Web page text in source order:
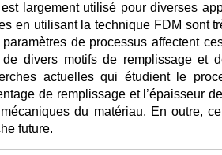
largement utilisé pour diverses
en utilisant la technique FDM sont
de processus affectent
divers motifs de remplissage et
actuelles qui étudient le
de remplissage et l’épaisseur
du matériau. En outre,
future.